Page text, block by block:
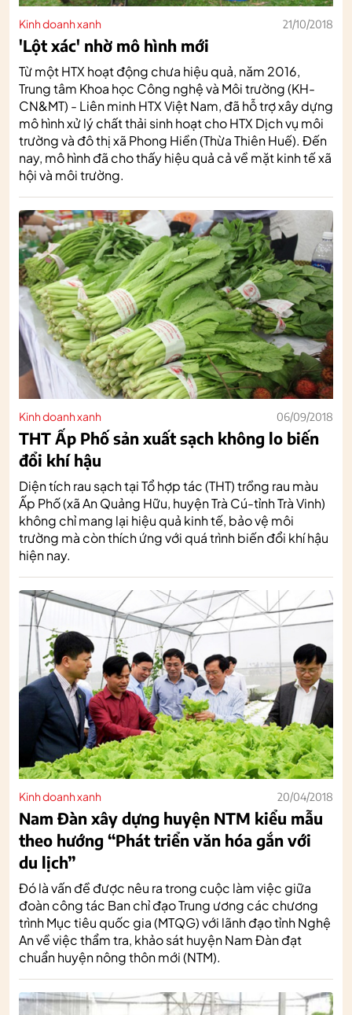
Kinh doanh xanh 21/10/2018
'Lột xác' nhờ mô hình mới
Từ một HTX hoạt động chưa hiệu quả, năm 2016,
Trung tâm Khoa học Công nghệ và Môi trường (KH-
CN&MT) - Liên minh HTX Việt Nam, đã hỗ trợ xây dựng
mô hình xử lý chất thải sinh hoạt cho HTX Dịch vụ môi
trường và đô thị xã Phong Hiền (Thừa Thiên Huế). Đến
nay, mô hình đã cho thấy hiệu quả cả về mặt kinh tế xã
hội và môi trường.
Kinh doanh xanh 06/09/2018
THT Ấp Phố sản xuất sạch không lo biến
đổi khí hậu
Diện tích rau sạch tại Tổ hợp tác (THT) trồng rau màu
Ấp Phố (xã An Quảng Hữu, huyện Trà Cú-tỉnh Trà Vinh)
không chỉ mang lại hiệu quả kinh tế, bảo vệ môi
trường mà còn thích ứng với quá trình biến đổi khí hậu
hiện nay.
Kinh doanh xanh 20/04/2018
Nam Đàn xây dựng huyện NTM kiểu mẫu
theo hướng “Phát triển văn hóa gắn với
du lịch”
Đó là vấn đề được nêu ra trong cuộc làm việc giữa
đoàn công tác Ban chỉ đạo Trung ương các chương
trình Mục tiêu quốc gia (MTQG) với lãnh đạo tỉnh Nghệ
An về việc thẩm tra, khảo sát huyện Nam Đàn đạt
chuẩn huyện nông thôn mới (NTM).